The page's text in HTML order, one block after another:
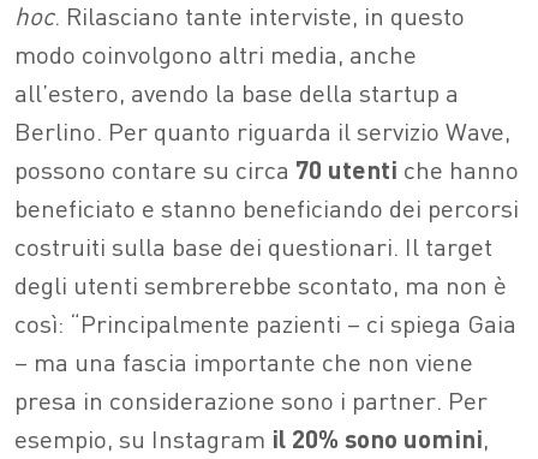
hoc. Rilasciano tante interviste, in questo
modo coinvolgono altri media, anche
all’estero, avendo la base della startup a
Berlino. Per quanto riguarda il servizio Wave,
possono contare su circa 70 utenti che hanno
beneficiato e stanno beneficiando dei percorsi
costruiti sulla base dei questionari. Il target
degli utenti sembrerebbe scontato, ma non è
così: “Principalmente pazienti – ci spiega Gaia
– ma una fascia importante che non viene
presa in considerazione sono i partner. Per
esempio, su Instagram il 20% sono uomini,